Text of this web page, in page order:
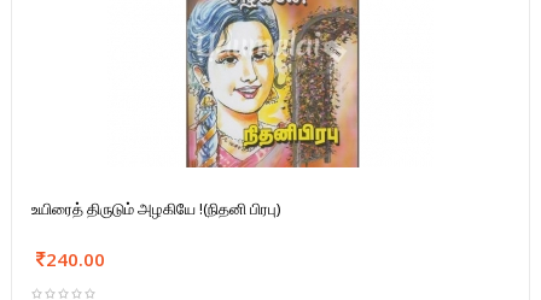
உயிரைத் திருடும் அழகியே !(நிதனி பிரபு)
240.00